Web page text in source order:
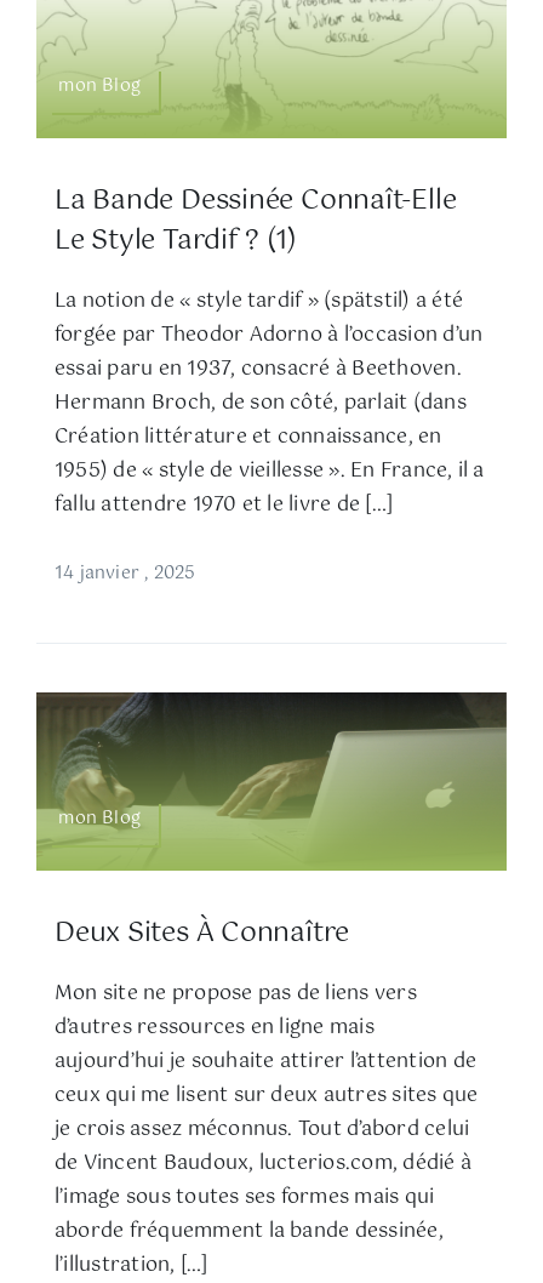
mon Blog
La Bande Dessinée Connaît-Elle
Le Style Tardif ? (1)
La notion de « style tardif » (spätstil) a été
forgée par Theodor Adorno à l’occasion d’un
essai paru en 1937, consacré à Beethoven.
Hermann Broch, de son côté, parlait (dans
Création littérature et connaissance, en
1955) de « style de vieillesse ». En France, il a
fallu attendre 1970 et le livre de […]
14 janvier , 2025
mon Blog
Deux Sites À Connaître
Mon site ne propose pas de liens vers
d’autres ressources en ligne mais
aujourd’hui je souhaite attirer l’attention de
ceux qui me lisent sur deux autres sites que
je crois assez méconnus. Tout d’abord celui
de Vincent Baudoux, lucterios.com, dédié à
l’image sous toutes ses formes mais qui
aborde fréquemment la bande dessinée,
l’illustration, […]